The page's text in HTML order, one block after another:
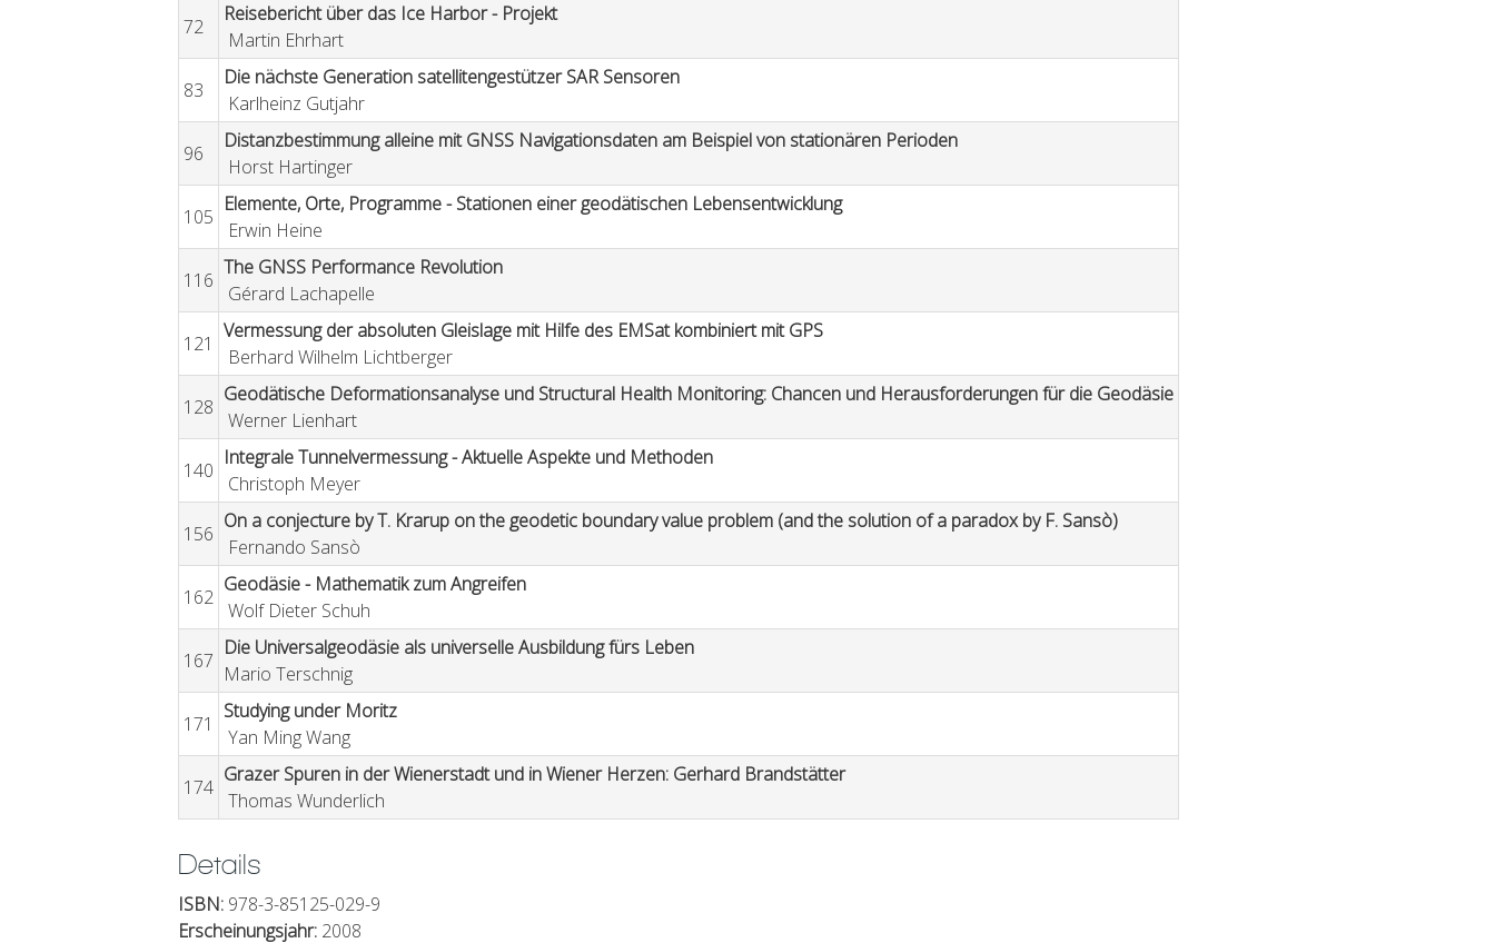
72
Reisebericht über das Ice Harbor - Projekt
Martin Ehrhart
83
Die nächste Generation satellitengestützer SAR Sensoren
Karlheinz Gutjahr
96
Distanzbestimmung alleine mit GNSS Navigationsdaten am Beispiel von stationären Perioden
Horst Hartinger
105
Elemente, Orte, Programme - Stationen einer geodätischen Lebensentwicklung
Erwin Heine
116
The GNSS Performance Revolution
Gérard Lachapelle
121
Vermessung der absoluten Gleislage mit Hilfe des EMSat kombiniert mit GPS
Berhard Wilhelm Lichtberger
128
Geodätische Deformationsanalyse und Structural Health Monitoring: Chancen und Herausforderungen für die Geodäsie
Werner Lienhart
140
Integrale Tunnelvermessung - Aktuelle Aspekte und Methoden
Christoph Meyer
156
On a conjecture by T. Krarup on the geodetic boundary value problem (and the solution of a paradox by F. Sansò)
Fernando Sansò
162
Geodäsie - Mathematik zum Angreifen
Wolf Dieter Schuh
167
Die Universalgeodäsie als universelle Ausbildung fürs Leben
Mario Terschnig
171
Studying under Moritz
Yan Ming Wang
174
Grazer Spuren in der Wienerstadt und in Wiener Herzen: Gerhard Brandstätter
Thomas Wunderlich
Details
ISBN: 978-3-85125-029-9
Erscheinungsjahr: 2008